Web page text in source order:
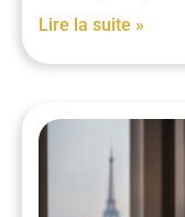
Lire la suite »